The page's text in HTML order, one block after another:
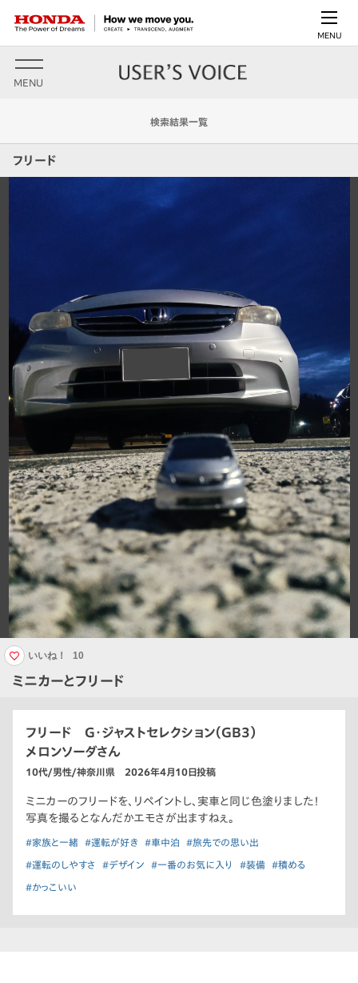
MENU
MENU
検索結果一覧
フリード
ミニカーとフリード
いいね！ 10
フリード G・ジャストセレクション（GB3）
メロンソーダさん
10代/男性/神奈川県 2026年4月10日投稿
ミニカーのフリードを、リペイントし、実車と同じ色塗りました！
写真を撮るとなんだかエモさが出ますねぇ。
#家族と一緒 #運転が好き #車中泊 #旅先での思い出
#運転のしやすさ #デザイン #一番のお気に入り #装備 #積める
#かっこいい